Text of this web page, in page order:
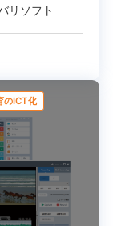
リソフト
のICT化